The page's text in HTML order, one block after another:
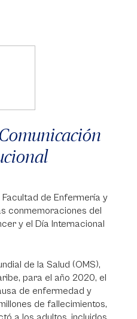
de Enfermería y
conmemoraciones del
y el Día Internacional
de la Salud (OMS),
para el año 2020, el
de enfermedad y
de fallecimientos,